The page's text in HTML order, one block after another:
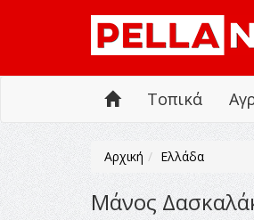
Τοπικά
Αρχική Ελλάδα
Μάνος